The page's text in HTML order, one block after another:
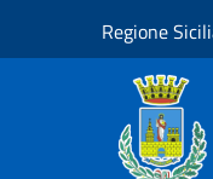
Regione